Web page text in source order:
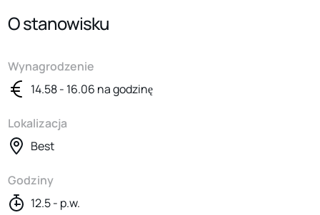
O stanowisku
Wynagrodzenie
14.58 - 16.06 na godzinę
Lokalizacja
Best
Godziny
12.5 - p.w.